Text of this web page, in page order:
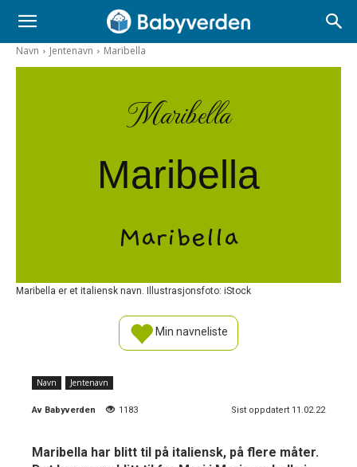
Navn Jentenavn Maribella
Maribella
Maribella
Maribella
Maribella er et italiensk navn. Illustrasjonsfoto: iStock
Min navneliste
Navn Jentenavn
Av Babyverden 1183 Sist oppdatert 11.02.22
Maribella har blitt til på italiensk, på flere måter.